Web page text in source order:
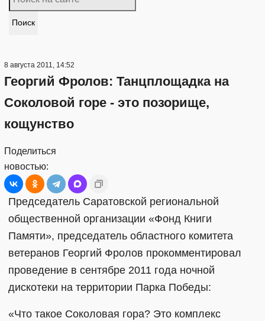
Поиск
8 августа 2011, 14:52
Георгий Фролов: Танцплощадка на
Соколовой горе - это позорище,
кощунство
Поделиться
новостью:
Председатель Саратовской региональной
общественной организации «Фонд Книги
Памяти», председатель областного комитета
ветеранов Георгий Фролов прокомментировал
проведение в сентябре 2011 года ночной
дискотеки на территории Парка Победы:
«Что такое Соколовая гора? Это комплекс